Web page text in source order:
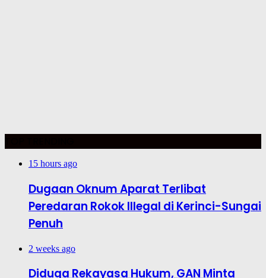
15 hours ago
Dugaan Oknum Aparat Terlibat
Peredaran Rokok Illegal di Kerinci-Sungai
Penuh
2 weeks ago
Diduga Rekayasa Hukum, GAN Minta